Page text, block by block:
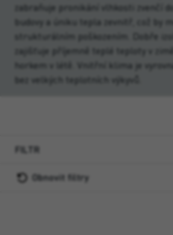
zabraňuje pronikání vlhkosti zvenčí
budovy a úniku tepla zevnitř, což by
strukturálním poškozením. Dobře
zajišťuje příjemně teplé teploty v
horkem v létě. Vnitřní klima je
bez velkých teplotních výkyvů.
FILTR
Obnovit filtry